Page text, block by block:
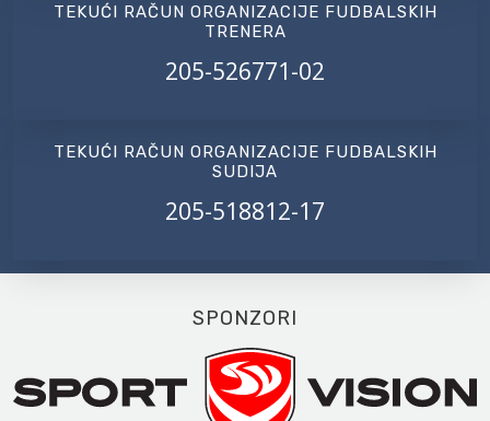
TEKUĆI RAČUN ORGANIZACIJE FUDBALSKIH
TRENERA
205-526771-02
TEKUĆI RAČUN ORGANIZACIJE FUDBALSKIH
SUDIJA
205-518812-17
SPONZORI